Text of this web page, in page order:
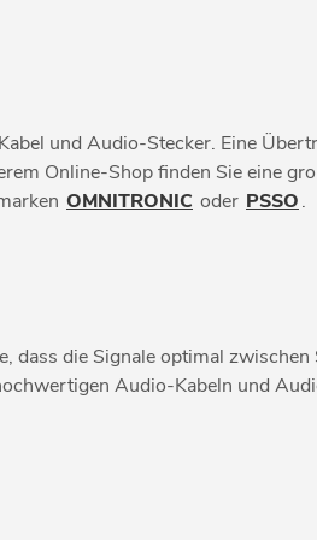
und Audio-Stecker. Eine
Online-Shop finden Sie eine
OMNITRONIC oder PSSO.
die Signale optimal zwischen
Audio-Kabeln und